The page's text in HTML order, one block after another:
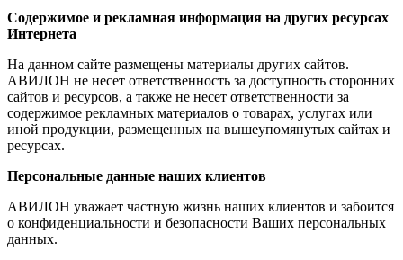
Содержимое и рекламная информация на других ресурсах
Интернета
На данном сайте размещены материалы других сайтов.
АВИЛОН не несет ответственность за доступность сторонних
сайтов и ресурсов, а также не несет ответственности за
содержимое рекламных материалов о товарах, услугах или
иной продукции, размещенных на вышеупомянутых сайтах и
ресурсах.
Персональные данные наших клиентов
АВИЛОН уважает частную жизнь наших клиентов и забоится
о конфиденциальности и безопасности Ваших персональных
данных.